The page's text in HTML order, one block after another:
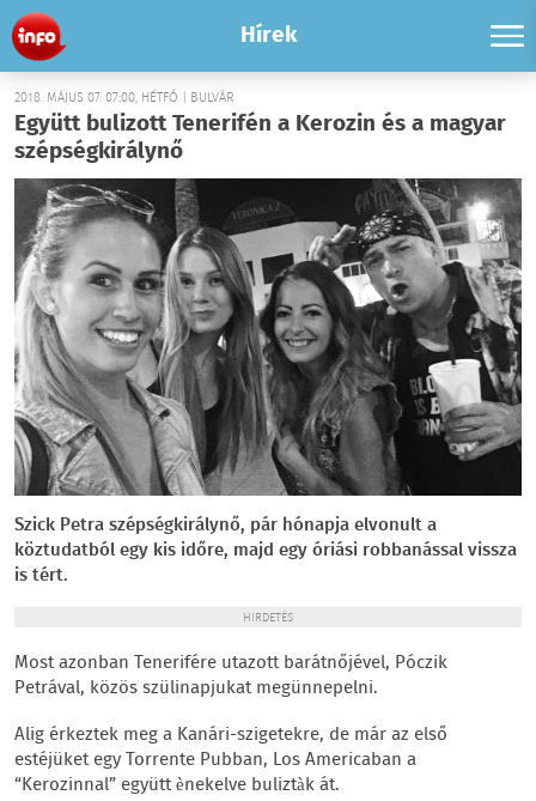
Hírek
2018. MÁJUS 07. 07:00, HÉTFŐ | BULVÁR
Együtt bulizott Tenerifén a Kerozin és a magyar
szépségkirálynő
Szick Petra szépségkirálynő, pár hónapja elvonult a
köztudatból egy kis időre, majd egy óriási robbanással vissza
is tért.
HIRDETÉS
Most azonban Tenerifére utazott barátnőjével, Póczik
Petrával, közös szülinapjukat megünnepelni.
Alig érkeztek meg a Kanári-szigetekre, de már az első
estéjüket egy Torrente Pubban, Los Americaban a
“Kerozinnal” együtt ènekelve buliztàk át.